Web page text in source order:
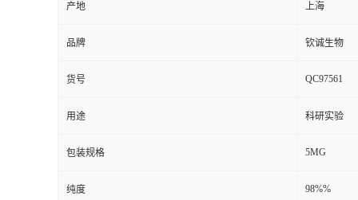
产地 上海
品牌 钦诚生物
货号 QC97561
用途 科研实验
包装规格 5MG
纯度 98%%